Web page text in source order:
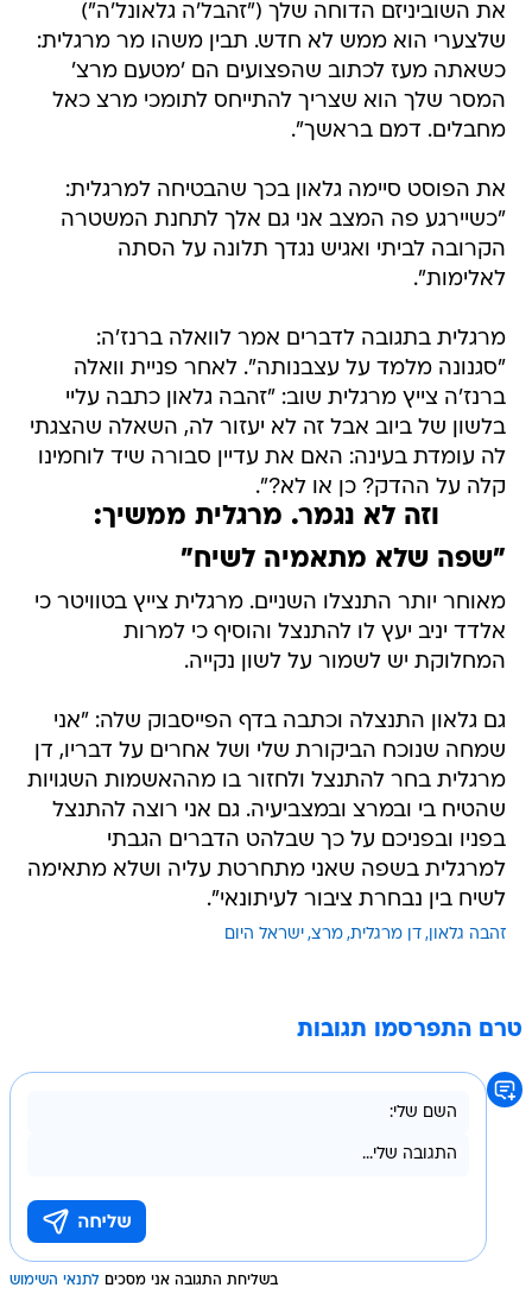
כשאתה מעז לכתוב שהפצועים הם 'מטעם מרצ'
המסר שלך הוא שצריך להתייחס לתומכי מרצ כאל
מחבלים. דמם בראשך".
את הפוסט סיימה גלאון בכך שהבטיחה למרגלית:
הקרובה לביתי ואגיש נגדך תלונה על הסתה
לאלימות".
מרגלית בתגובה לדברים אמר לוואלה ברנז'ה:
ברנז'ה צייץ מרגלית שוב: "זהבה גלאון כתבה עליי
בלשון של ביוב אבל זה לא יעזור לה, השאלה שהצגתי
לה עומדת בעינה: האם את עדיין סבורה שיד לוחמינו
קלה על ההדק? כן או לא?".
וזה לא נגמר. מרגלית ממשיך:
"שפה שלא מתאמיה לשיח"
מאוחר יותר התנצלו השניים. מרגלית צייץ בטוויטר כי
אלדד יניב יעץ לו להתנצל והוסיף כי למרות
המחלוקת יש לשמור על לשון נקייה.
גם גלאון התנצלה וכתבה בדף הפייסבוק שלה: "אני
מרגלית בחר להתנצל ולחזור בו מההאשמות השגויות
שהטיח בי ובמרצ ובמצביעיה. גם אני רוצה להתנצל
בפניו ובפניכם על כך שבלהט הדברים הגבתי
למרגלית בשפה שאני מתחרטת עליה ושלא מתאימה
לשיח בין נבחרת ציבור לעיתונאי".
זהבה גלאון דן מרגלית מרצ ישראל היום
בשליחת התגובה אני מסכים לתנאי השימוש